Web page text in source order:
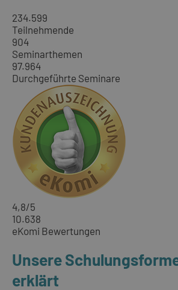
234.599
Teilnehmende
904
Seminarthemen
97.964
Durchgeführte Seminare
4,8/5
10.638
eKomi Bewertungen
Unsere
erklärt